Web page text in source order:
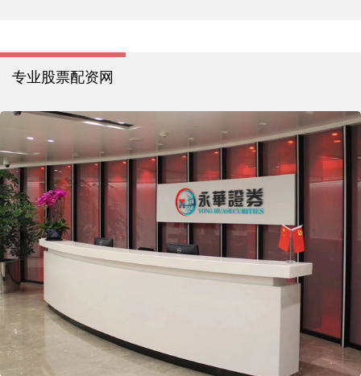
专业股票配资网